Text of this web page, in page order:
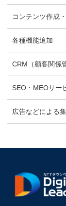
コンテンツ作成
各種機能追加
CRM（顧客関係
SEO・MEOサー
広告などによる